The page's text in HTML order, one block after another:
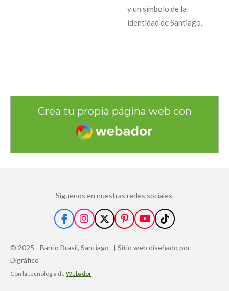
y un símbolo de la
identidad de Santiago.
Crea tu propia página web con
Webador
Síguenos en nuestras redes sociales.
F
a
e
o
I
n
t
r
X
P
i
t
Y
o
T
T
i
T
© 2025 - Barrio Brasil, Santiago | Sitio web diseñado por
Digráfico
Con la tecnología de Webador